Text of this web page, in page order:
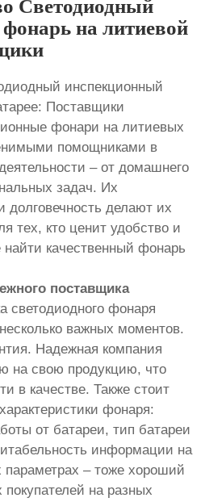
Светодиодный
на литиевой
инспекционный
Поставщики
фонари на литиевых
помощниками в
– от домашнего
задач. Их
долговечность делают их
тех, кто ценит удобство и
качественный фонарь
поставщика
светодиодного фонаря
важных моментов.
Надежная компания
на свою продукцию, что
в качестве. Также стоит
фонаря:
от батареи, тип батареи
информации на
параметрах – тоже хороший
на разных